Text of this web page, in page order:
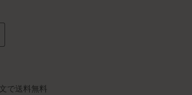
で送料無料